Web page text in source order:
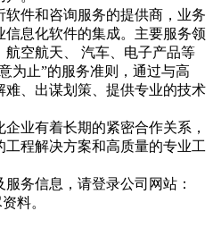
件和咨询服务的提供商，业务
息化软件的集成。主要服务领
空航天、 汽车、电子产品等
为止”的服务准则，通过与高
、出谋划策、提供专业的技术
业有着长期的紧密合作关系，
程解决方案和高质量的专业工
务信息，请登录公司网站：
料。